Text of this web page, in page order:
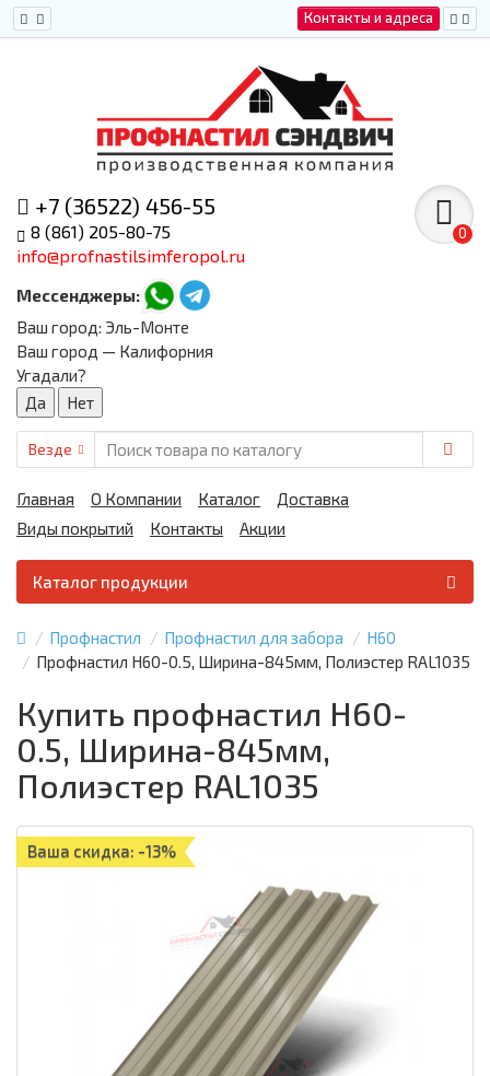
Контакты и адреса
+7 (36522) 456-55
8 (861) 205-80-75
info@profnastilsimferopol.ru
Мессенджеры:
0
Ваш город: Эль-Монте
Ваш город — Калифорния
Угадали?
Везде
Главная О Компании Каталог
Доставка
Виды покрытий
Контакты Акции
Каталог продукции
Профнастил Профнастил для забора
Н60
Профнастил Н60-0.5, Ширина-845мм, Полиэстер RAL1035
Купить профнастил Н60-
0.5, Ширина-845мм,
Полиэстер RAL1035
Ваша скидка: -13%